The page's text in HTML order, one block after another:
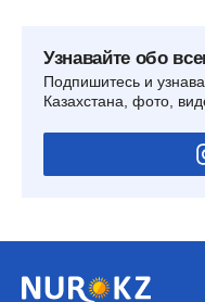
Узнавайте обо
Подпишитесь и
Казахстана, фото,